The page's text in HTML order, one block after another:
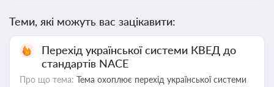
Теми, які можуть вас зацікавити:
Перехід української системи КВЕД до
стандартів NACE
Про що тема: Тема охоплює перехід української системи